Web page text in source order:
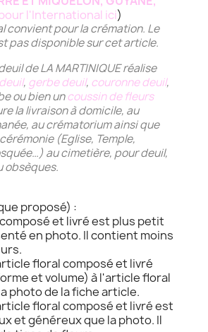
l'International ici)
convient pour la crémation. Le
pas disponible sur cet article.
de LA MARTINIQUE réalise
, gerbe deuil, couronne deuil,
ou bien uncoussin de fleurs
la livraison à domicile, au
au crématorium ainsi que
(Eglise, Temple,
au cimetière, pour deuil,
obsèques.
proposé) :
et livré est plus petit
en photo. Il contient moins
floral composé et livré
et volume) à l'article floral
photo de la fiche article.
floral composé et livré est
et généreux que la photo. Il